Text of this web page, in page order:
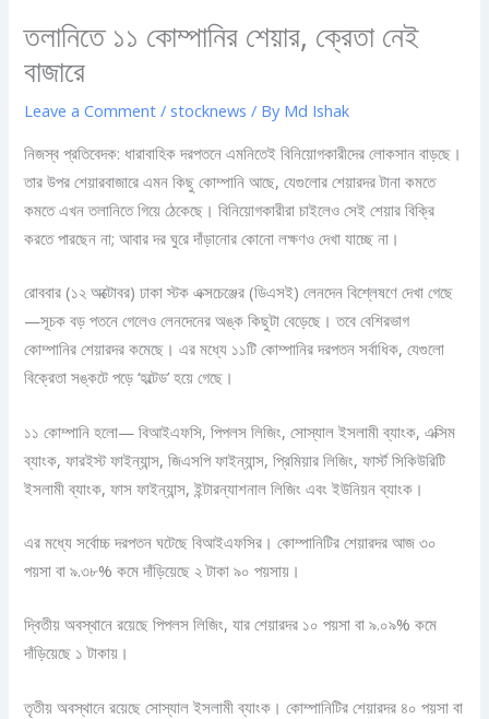
তলানিতে ১১ কোম্পানির শেয়ার, ক্রেতা নেই
বাজারে
Leave a Comment / stocknews / By Md Ishak
নিজস্ব প্রতিবেদক: ধারাবাহিক দরপতনে এমনিতেই বিনিয়োগকারীদের লোকসান বাড়ছে।
তার উপর শেয়ারবাজারে এমন কিছু কোম্পানি আছে, যেগুলোর শেয়ারদর টানা কমতে
কমতে এখন তলানিতে গিয়ে ঠেকেছে। বিনিয়োগকারীরা চাইলেও সেই শেয়ার বিক্রি
করতে পারছেন না; আবার দর ঘুরে দাঁড়ানোর কোনো লক্ষণও দেখা যাচ্ছে না।
রোববার (১২ অক্টোবর) ঢাকা স্টক এক্সচেঞ্জের (ডিএসই) লেনদেন বিশ্লেষণে দেখা গেছে
—সূচক বড় পতনে গেলেও লেনদেনের অঙ্ক কিছুটা বেড়েছে। তবে বেশিরভাগ
কোম্পানির শেয়ারদর কমেছে। এর মধ্যে ১১টি কোম্পানির দরপতন সর্বাধিক, যেগুলো
বিক্রেতা সঙ্কটে পড়ে ‘হল্টেড’ হয়ে গেছে।
১১ কোম্পানি হলো— বিআইএফসি, পিপলস লিজিং, সোস্যাল ইসলামী ব্যাংক, এক্সিম
ব্যাংক, ফারইস্ট ফাইন্যান্স, জিএসপি ফাইন্যান্স, প্রিমিয়ার লিজিং, ফার্স্ট সিকিউরিটি
ইসলামী ব্যাংক, ফাস ফাইন্যান্স, ইন্টারন্যাশনাল লিজিং এবং ইউনিয়ন ব্যাংক।
এর মধ্যে সর্বোচ্চ দরপতন ঘটেছে বিআইএফসির। কোম্পানিটির শেয়ারদর আজ ৩০
পয়সা বা ৯.৩৮% কমে দাঁড়িয়েছে ২ টাকা ৯০ পয়সায়।
দ্বিতীয় অবস্থানে রয়েছে পিপলস লিজিং, যার শেয়ারদর ১০ পয়সা বা ৯.০৯% কমে
দাঁড়িয়েছে ১ টাকায়।
তৃতীয় অবস্থানে রয়েছে সোস্যাল ইসলামী ব্যাংক। কোম্পানিটির শেয়ারদর ৪০ পয়সা বা